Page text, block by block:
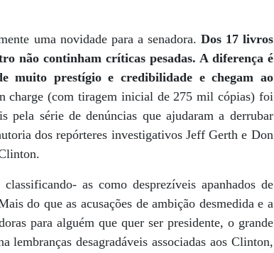
uma novidade para a senadora. Dos 17 livros
não continham críticas pesadas. A diferença é
muito prestígio e credibilidade e chegam ao
charge (com tiragem inicial de 275 mil cópias) foi
pela série de denúncias que ajudaram a derrubar
dos repórteres investigativos Jeff Gerth e Don
as como desprezíveis apanhados de
do que as acusações de ambição desmedida e a
para alguém que quer ser presidente, o grande
lembranças desagradáveis associadas aos Clinton,